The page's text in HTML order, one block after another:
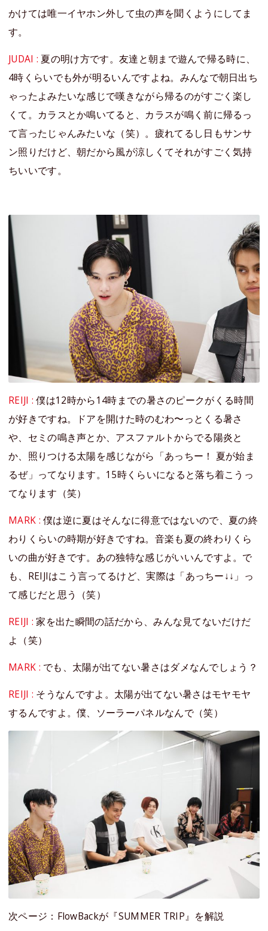
かけては唯一イヤホン外して虫の声を聞くようにしてま
す。
JUDAI : 夏の明け方です。友達と朝まで遊んで帰る時に、
4時くらいでも外が明るいんですよね。みんなで朝日出ち
ゃったよみたいな感じで嘆きながら帰るのがすごく楽し
くて。カラスとか鳴いてると、カラスが鳴く前に帰るっ
て言ったじゃんみたいな（笑）。疲れてるし日もサンサ
ン照りだけど、朝だから風が涼しくてそれがすごく気持
ちいいです。
REIJI :僕は12時から14時までの暑さのピークがくる時間
が好きですね。ドアを開けた時のむわ〜っとくる暑さ
や、セミの鳴き声とか、アスファルトからでる陽炎と
か、照りつける太陽を感じながら「あっちー！ 夏が始ま
るぜ」ってなります。15時くらいになると落ち着こうっ
てなります（笑）
MARK :僕は逆に夏はそんなに得意ではないので、夏の終
わりくらいの時期が好きですね。音楽も夏の終わりくら
いの曲が好きです。あの独特な感じがいいんですよ。で
も、REIJIはこう言ってるけど、実際は「あっちー↓↓」っ
て感じだと思う（笑）
REIJI :家を出た瞬間の話だから、みんな見てないだけだ
よ（笑）
MARK : でも、太陽が出てない暑さはダメなんでしょう？
REIJI : そうなんですよ。太陽が出てない暑さはモヤモヤ
するんですよ。僕、ソーラーパネルなんで（笑）
次ページ：FlowBackが『SUMMER TRIP』を解説